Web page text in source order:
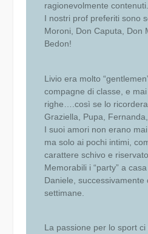
ragionevolmente contenuti.
I nostri prof preferiti sono
Moroni, Don Caputa, Don
Bedon!
Livio era molto
compagne di classe, e
righe….così se lo
Graziella, Pupa,
I suoi amori non erano
ma solo ai pochi intimi,
carattere schivo e riservato.
Memorabili i “party” a
Daniele, successivamente
settimane.
La passione per lo sport